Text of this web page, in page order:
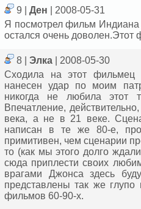
9 | Ден
| 2008-05-31
Я посмотрел фильм Индиана
остался очень доволен.Этот
8 | Элка
| 2008-05-30
Сходила на этот фильмец
нанесен удар по моим
никогда не любила этот
Впечатление,
века, а не в 21 веке.
написан в те же 80-е,
примитивен, чем сценарии
то (как мы этого долго
сюда приплести своих
врагами Джонса здесь
представлены так же
фильмов 60-90-х.